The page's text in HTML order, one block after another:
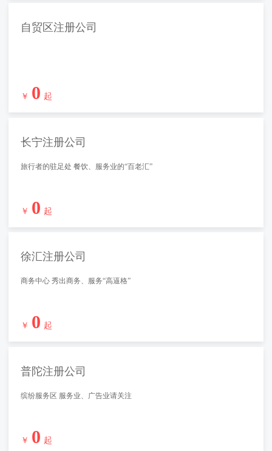
自贸区注册公司
￥ 0 起
长宁注册公司
旅行者的驻足处 餐饮、服务业的“百老汇”
￥ 0 起
徐汇注册公司
商务中心 秀出商务、服务“高逼格”
￥ 0 起
普陀注册公司
缤纷服务区 服务业、广告业请关注
￥ 0 起